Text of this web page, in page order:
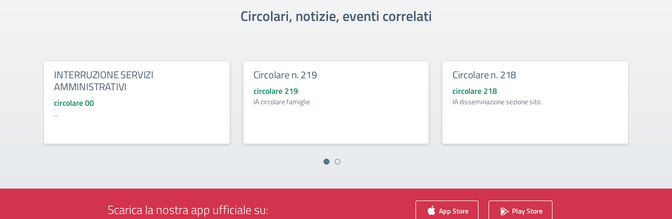
Circolari, notizie, eventi correlati
INTERRUZIONE SERVIZI
AMMINISTRATIVI
circolare 00
...
Circolare n. 219
circolare 219
IA circolare famiglie
Circolare n. 218
circolare 218
IA disseminazione sezione sito
Scarica la nostra app ufficiale su: App Store Play Store